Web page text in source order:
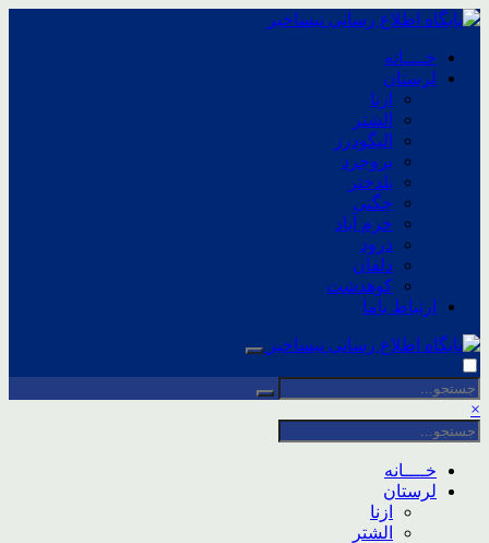
خــــانه
لرستان
ازنا
الشتر
الیگودرز
بروجرد
پلدختر
چگنی
خرم آباد
درود
دلفان
کوهدشت
ارتباط باما
×
خــــانه
لرستان
ازنا
الشتر